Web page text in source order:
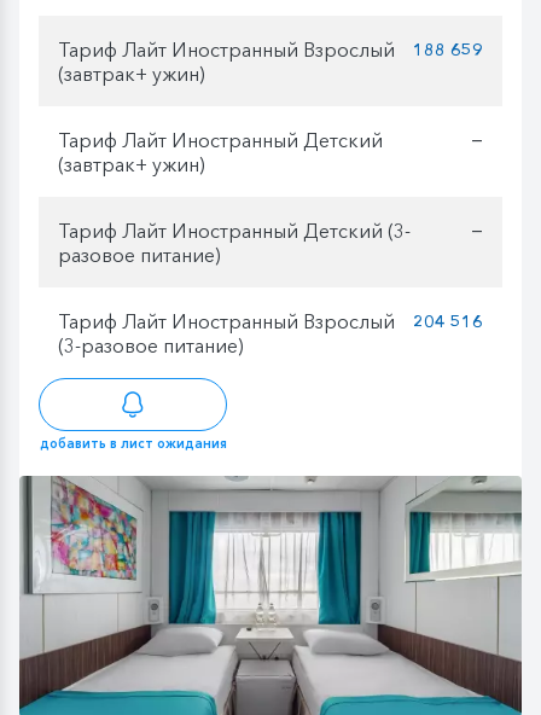
Тариф Лайт Иностранный Взрослый
(завтрак+ ужин)
188 659
Тариф Лайт Иностранный Детский
(завтрак+ ужин)
—
Тариф Лайт Иностранный Детский (3-
разовое питание)
—
Тариф Лайт Иностранный Взрослый
(3-разовое питание)
204 516
добавить в лист ожидания